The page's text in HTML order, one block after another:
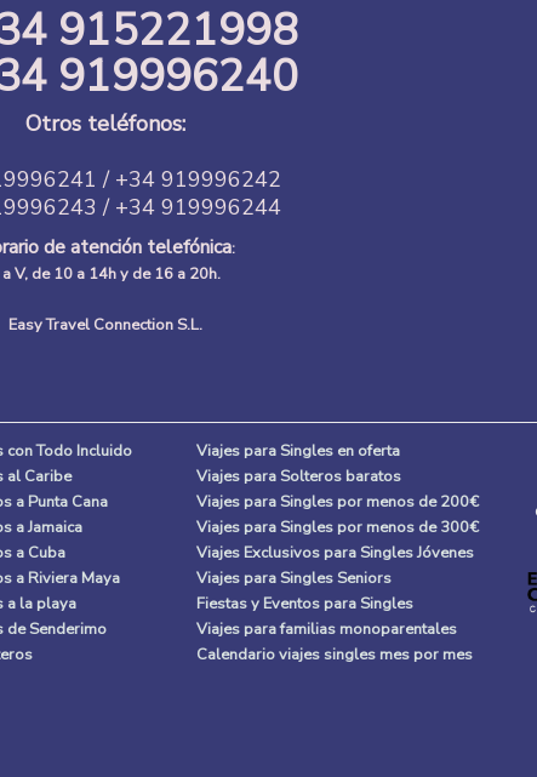
915221998
919996240
Otros teléfonos:
/ +34 919996242
/ +34 919996244
de atención telefónica:
a V, de 10 a 14h y de 16 a 20h.
Easy Travel Connection S.L.
con Todo Incluido
al Caribe
a Punta Cana
a Jamaica
a Cuba
a Riviera Maya
a la playa
de Senderimo
Viajes para Singles en oferta
Viajes para Solteros baratos
Viajes para Singles por menos de 200€
Viajes para Singles por menos de 300€
Viajes Exclusivos para Singles Jóvenes
Viajes para Singles Seniors
Fiestas y Eventos para Singles
Viajes para familias monoparentales
Calendario viajes singles mes por mes